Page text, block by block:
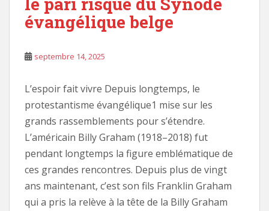
évangélique belge
septembre 14, 2025
L’espoir fait vivre Depuis longtemps, le
protestantisme évangélique1 mise sur les
grands rassemblements pour s’étendre.
L’américain Billy Graham (1918–2018) fut
pendant longtemps la figure emblématique de
ces grandes rencontres. Depuis plus de vingt
ans maintenant, c’est son fils Franklin Graham
qui a pris la relève à la tête de la Billy Graham